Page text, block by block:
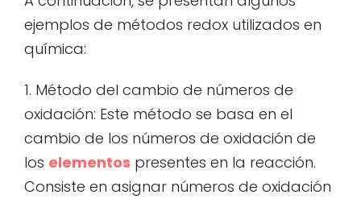
ejemplos de métodos redox utilizados en
química:
1. Método del cambio de números de
oxidación: Este método se basa en el
cambio de los números de oxidación de
los elementos presentes en la reacción.
Consiste en asignar números de oxidación